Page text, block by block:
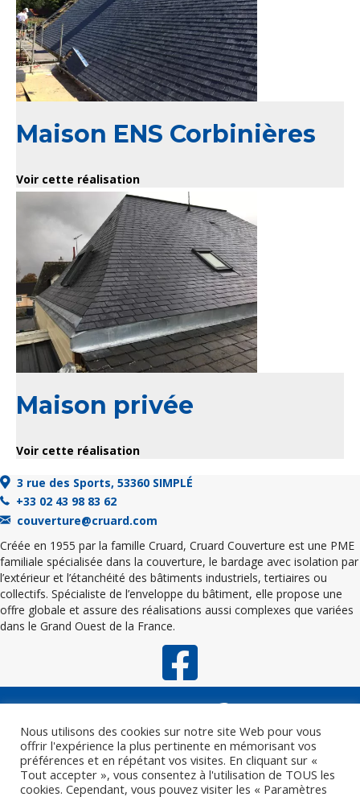
Maison ENS Corbinières
Voir cette réalisation
Maison privée
Voir cette réalisation
3 rue des Sports, 53360 SIMPLÉ
+33 02 43 98 83 62
couverture@cruard.com
Créée en 1955 par la famille Cruard, Cruard Couverture est une PME
familiale spécialisée dans la couverture, le bardage avec isolation par
l’extérieur et l’étanchéité des bâtiments industriels, tertiaires ou
collectifs. Spécialiste de l’enveloppe du bâtiment, elle propose une
offre globale et assure des réalisations aussi complexes que variées
dans le Grand Ouest de la France.
Nous utilisons des cookies sur notre site Web pour vous
offrir l'expérience la plus pertinente en mémorisant vos
préférences et en répétant vos visites. En cliquant sur «
Tout accepter », vous consentez à l'utilisation de TOUS les
cookies. Cependant, vous pouvez visiter les « Paramètres